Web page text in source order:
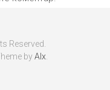
Reserved.
byAlx.